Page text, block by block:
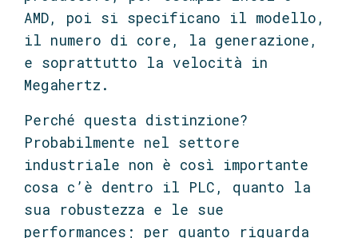
AMD, poi si specificano il modello,
il numero di core, la generazione,
e soprattutto la velocità in
Megahertz.
Perché questa distinzione?
Probabilmente nel settore
industriale non è così importante
cosa c’è dentro il PLC, quanto la
sua robustezza e le sue
performances; per quanto riguarda